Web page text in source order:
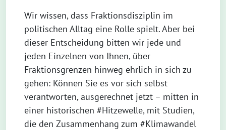
Wir wissen, dass Fraktionsdisziplin im
politischen Alltag eine Rolle spielt. Aber bei
dieser Entscheidung bitten wir jede und
jeden Einzelnen von Ihnen, über
Fraktionsgrenzen hinweg ehrlich in sich zu
gehen: Können Sie es vor sich selbst
verantworten, ausgerechnet jetzt – mitten in
einer historischen #Hitzewelle, mit Studien,
die den Zusammenhang zum #Klimawandel